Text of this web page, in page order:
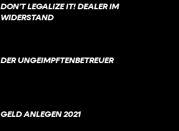
DON'T LEGALIZE IT! DEALER IM
WIDERSTAND
DER UNGEIMPFTENBETREUER
GELD ANLEGEN 2021